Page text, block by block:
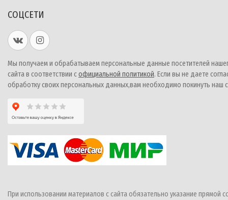
СОЦСЕТИ
Мы получаем и обрабатываем персональные данные посетителей
сайта в соответствии софициальной политикой. Если вы не даете
обработку своих персональных данных,вам необходимо покинуть наш
При использовании материалов с сайта обязательно указание прямой